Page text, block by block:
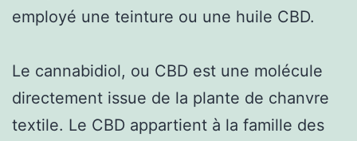
employé une teinture ou une huile CBD.
Le cannabidiol, ou CBD est une molécule
directement issue de la plante de chanvre
textile. Le CBD appartient à la famille des